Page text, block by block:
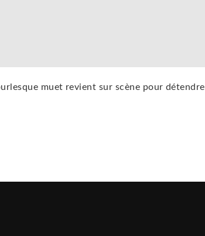
muet revient sur scène pour détendre